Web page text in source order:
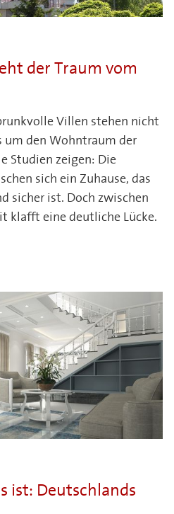
der Traum vom
Villen stehen nicht
um den Wohntraum der
Studien zeigen: Die
sich ein Zuhause, das
sicher ist. Doch zwischen
klafft eine deutliche Lücke.
ist: Deutschlands